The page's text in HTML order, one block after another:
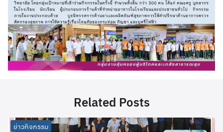
Related Posts
ข่าวกิจกรรม